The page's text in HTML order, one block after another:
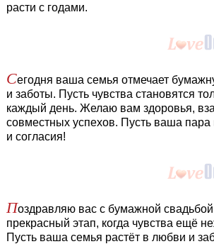
расти с годами.
Сегодня ваша семья отмечает
и заботы. Пусть чувства становятся
каждый день. Желаю вам здоровья,
совместных успехов. Пусть ваша пара
и согласия!
Поздравляю вас с бумажной
прекрасный этап, когда чувства ещё
Пусть ваша семья растёт в любви и